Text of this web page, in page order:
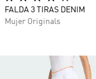
FALDA 3 TIRAS DENIM
Mujer Originals